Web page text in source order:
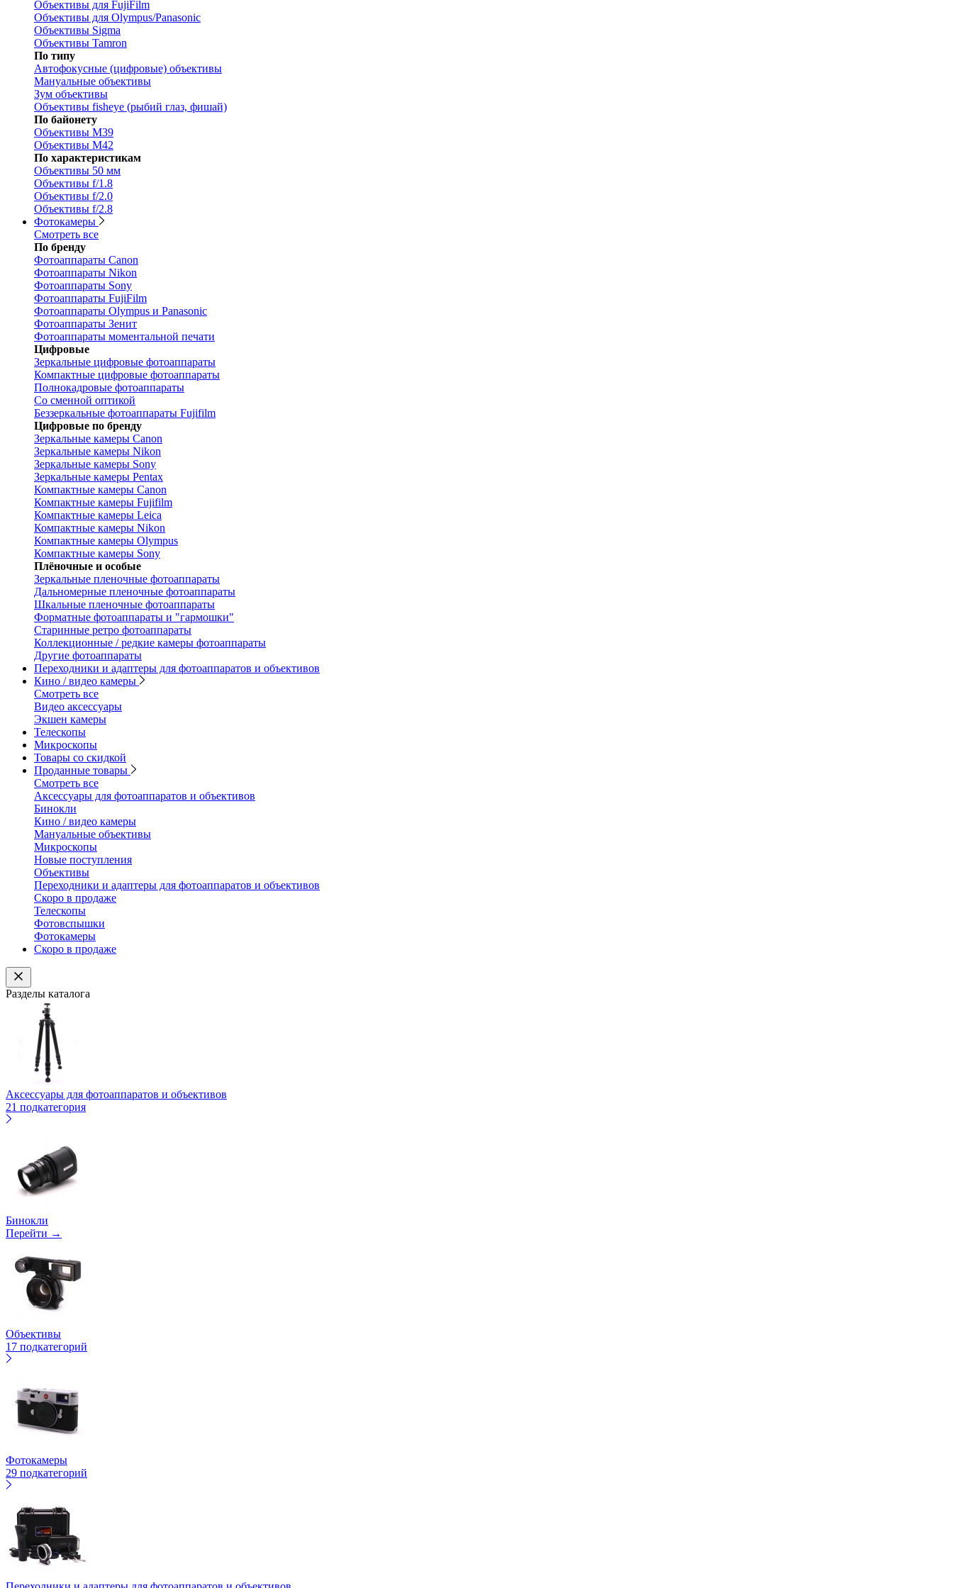
Объективы для FujiFilm
Объективы для Olympus/Panasonic
Объективы Sigma
Объективы Tamron
По типу
Автофокусные (цифровые) объективы
Мануальные объективы
Зум объективы
Объективы fisheye (рыбий глаз, фишай)
По байонету
Объективы M39
Объективы M42
По характеристикам
Объективы 50 мм
Объективы f/1.8
Объективы f/2.0
Объективы f/2.8
Фотокамеры
Смотреть все
По бренду
Фотоаппараты Canon
Фотоаппараты Nikon
Фотоаппараты Sony
Фотоаппараты FujiFilm
Фотоаппараты Olympus и Panasonic
Фотоаппараты Зенит
Фотоаппараты моментальной печати
Цифровые
Зеркальные цифровые фотоаппараты
Компактные цифровые фотоаппараты
Полнокадровые фотоаппараты
Со сменной оптикой
Беззеркальные фотоаппараты Fujifilm
Цифровые по бренду
Зеркальные камеры Canon
Зеркальные камеры Nikon
Зеркальные камеры Sony
Зеркальные камеры Pentax
Компактные камеры Canon
Компактные камеры Fujifilm
Компактные камеры Leica
Компактные камеры Nikon
Компактные камеры Olympus
Компактные камеры Sony
Плёночные и особые
Зеркальные пленочные фотоаппараты
Дальномерные пленочные фотоаппараты
Шкальные пленочные фотоаппараты
Форматные фотоаппараты и "гармошки"
Старинные ретро фотоаппараты
Коллекционные / редкие камеры фотоаппараты
Другие фотоаппараты
Переходники и адаптеры для фотоаппаратов и объективов
Кино / видео камеры
Смотреть все
Видео аксессуары
Экшен камеры
Телескопы
Микроскопы
Товары со скидкой
Проданные товары
Смотреть все
Аксессуары для фотоаппаратов и объективов
Бинокли
Кино / видео камеры
Мануальные объективы
Микроскопы
Новые поступления
Объективы
Переходники и адаптеры для фотоаппаратов и объективов
Скоро в продаже
Телескопы
Фотовспышки
Фотокамеры
Скоро в продаже
Разделы каталога
Аксессуары для фотоаппаратов и объективов
21 подкатегория
Бинокли
Перейти →
Объективы
17 подкатегорий
Фотокамеры
29 подкатегорий